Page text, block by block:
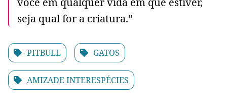
seja qual for a criatura.”
PITBULL GATOS
AMIZADE INTERESPÉCIES